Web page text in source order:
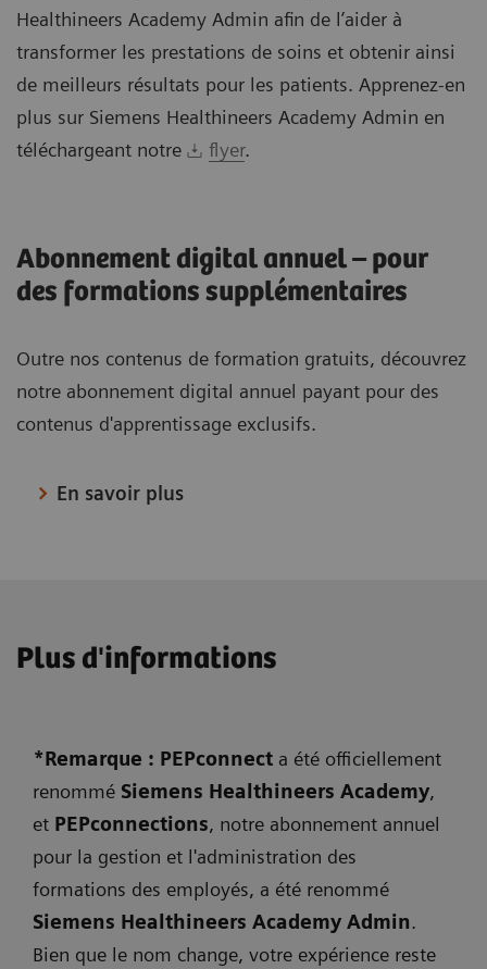
Healthineers Academy Admin afin de l’aider à
transformer les prestations de soins et obtenir ainsi
de meilleurs résultats pour les patients. Apprenez-en
plus sur Siemens Healthineers Academy Admin en
téléchargeant notre
flyer.
Abonnement digital annuel – pour
des formations supplémentaires
Outre nos contenus de formation gratuits, découvrez
notre abonnement digital annuel payant pour des
contenus d'apprentissage exclusifs.
En savoir plus
Plus d'informations
*Remarque : PEPconnect a été officiellement
renommé Siemens Healthineers Academy,
et PEPconnections, notre abonnement annuel
pour la gestion et l'administration des
formations des employés, a été renommé
Siemens Healthineers Academy Admin.
Bien que le nom change, votre expérience reste